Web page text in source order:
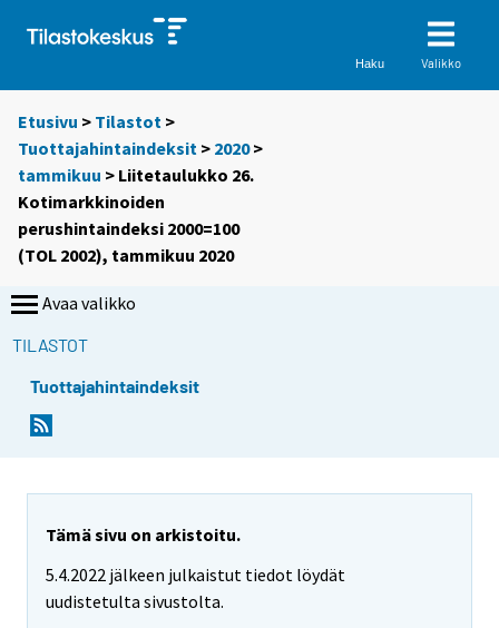
Haku Valikko
Etusivu > Tilastot >
Tuottajahintaindeksit > 2020>
tammikuu > Liitetaulukko 26.
Kotimarkkinoiden
perushintaindeksi 2000=100
(TOL 2002), tammikuu 2020
Avaa valikko
TILASTOT
Tuottajahintaindeksit
Tämä sivu on arkistoitu.
5.4.2022 jälkeen julkaistut tiedot löydät
uudistetulta sivustolta.